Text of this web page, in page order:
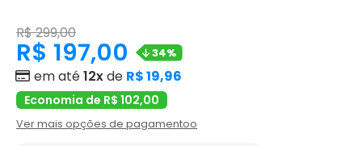
R$ 299,00
R$ 197,00 34%
em até12xde R$ 19,96
Economia de R$ 102,00
Ver mais opções de pagamentoo